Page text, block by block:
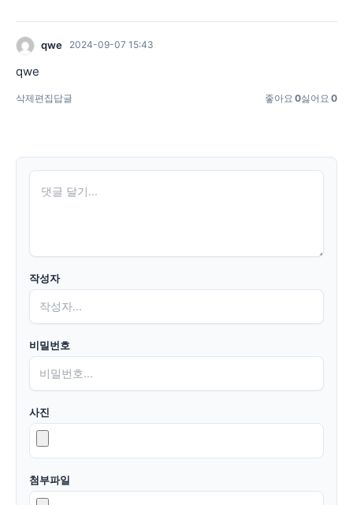
qwe 2024-09-07 15:43
qwe
삭제편집 답글 좋아요 0싫어요 0
작성자
비밀번호
사진
첨부파일